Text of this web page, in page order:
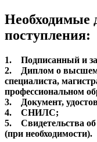
Необходимые
поступления:
1. Подписанный и
2. Диплом о высшем
специалиста,
профессиональном
3. Документ,
4. СНИЛС;
5. Свидетельства об
(при необходимости).